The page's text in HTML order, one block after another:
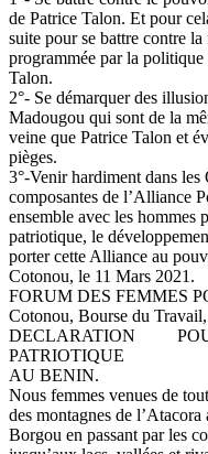
de Patrice Talon. Et pour
suite pour se battre contre
programmée par la politique
Talon.
2°- Se démarquer des
Madougou qui sont de la
veine que Patrice Talon et
pièges.
3°-Venir hardiment dans les
composantes de l’Alliance
ensemble avec les hommes
patriotique, le
porter cette Alliance au
Cotonou, le 11 Mars 2021.
FORUM DES FEMMES
Cotonou, Bourse du
DECLARATION
PATRIOTIQUE
AU BENIN.
Nous femmes venues de
des montagnes de
Borgou en passant par les